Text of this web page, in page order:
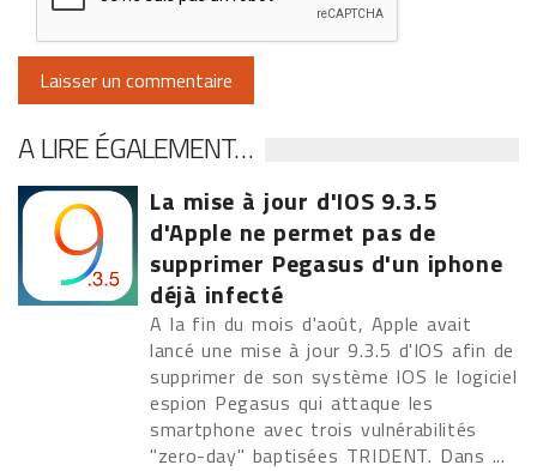
A LIRE ÉGALEMENT…
La mise à jour d'IOS 9.3.5
d'Apple ne permet pas de
supprimer Pegasus d'un iphone
déjà infecté
A la fin du mois d'août, Apple avait
lancé une mise à jour 9.3.5 d'IOS afin de
supprimer de son système IOS le logiciel
espion Pegasus qui attaque les
smartphone avec trois vulnérabilités
"zero-day" baptisées TRIDENT. Dans ...